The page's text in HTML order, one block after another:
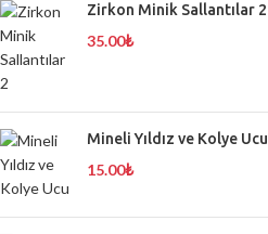
Zirkon Minik Sallantılar 2
35.00₺
Mineli Yıldız ve Kolye Ucu
15.00₺